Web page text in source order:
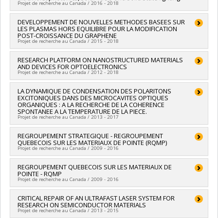
équipe (et possibilité d'équipement la première année)
naturelles et génie du Canada (CRSNG)
PVX20965-(RGP) Programme de subvention à
la découverte individuelle ou de groupe
Projet de recherche au Canada / 2016 - 2018
Lead researcher : Zetian Mi
Co-researchers :Richard Leonelli
Funding sources:CRSNG/Conseil de recherches en sciences
naturelles et génie du Canada (CRSNG)
Grant programs:
DEVELOPPEMENT DE NOUVELLES METHODES BASEES SUR
LES PLASMAS HORS EQUILIBRE POUR LA MODIFICATION
POST-CROISSANCE DU GRAPHENE
Projet de recherche au Canada / 2015 - 2018
Lead researcher : Luc Stafford
Co-researchers :Michel Côté,Richard Leonelli
RESEARCH PLATFORM ON NANOSTRUCTURED MATERIALS
AND DEVICES FOR OPTOELECTRONICS
Projet de recherche au Canada / 2012 - 2018
Lead researcher : Richard Leonelli
Funding sources:FCI/Fondation canadienne pour l'innovation
Grant programs:
LA DYNAMIQUE DE CONDENSATION DES POLARITONS
EXCITONIQUES DANS DES MICROCAVITES OPTIQUES
ORGANIQUES : A LA RECHERCHE DE LA COHERENCE
SPONTANEE A LA TEMPERATURE DE LA PIECE.
Projet de recherche au Canada / 2013 - 2017
Lead researcher :Carlos Silva
Co-researchers : Richard Leonelli
Funding sources:
Grant programs: PV113724-(PR) Projets de recherche en
équipe (et possibilité d'équipement la première année)
REGROUPEMENT STRATEGIQUE - REGROUPEMENT
QUEBECOIS SUR LES MATERIAUX DE POINTE (RQMP)
Projet de recherche au Canada / 2009 - 2016
Lead researcher :Sjoerd Roorda
Co-researchers :
Robert William Cochrane
Christian Reber
Martel,Carlos Silva,Andrea Bianchi,David Sénéchal
François,Louis L. Taillefer,Clara Santato
REGROUPEMENT QUEBECOIS SUR LES MATERIAUX DE
POINTE - RQMP
Projet de recherche au Canada / 2009 - 2016
Lead researcher :Sjoerd Roorda
Co-researchers :Robert William Cochrane,Laurent J. Lewis
Christian Reber
CRITICAL REPAIR OF AN ULTRAFAST LASER SYSTEM FOR
RESEARCH ON SEMICONDUCTOR MATERIALS
Projet de recherche au Canada / 2013 - 2015